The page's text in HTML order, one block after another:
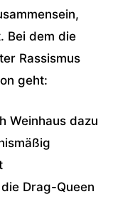
Bei dem die
Rassismus
geht:
Weinhaus dazu
Drag-Queen